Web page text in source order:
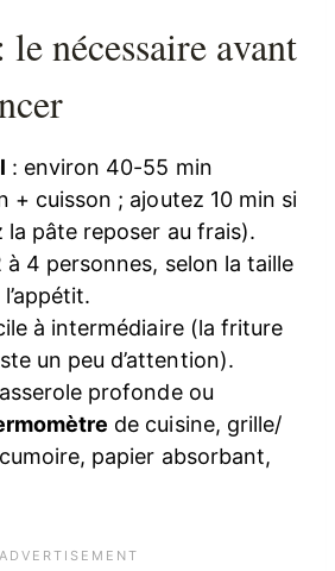
nécessaire avant
: environ 40-55 min
+ cuisson ; ajoutez 10 min si
la pâte reposer au frais).
à 4 personnes, selon la taille
à intermédiaire (la friture
un peu d’attention).
profonde ou
de cuisine, grille/
papier absorbant,